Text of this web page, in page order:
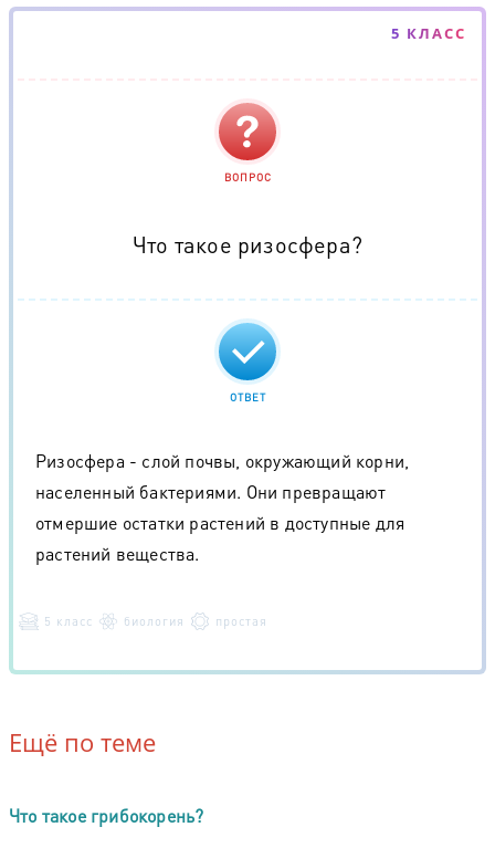
5 КЛАСС
ВОПРОС
Что такое ризосфера?
ОТВЕТ
Ризосфера - слой почвы, окружающий корни,
населенный бактериями. Они превращают
отмершие остатки растений в доступные для
растений вещества.
5 класс биология простая
Ещё по теме
Что такое грибокорень?